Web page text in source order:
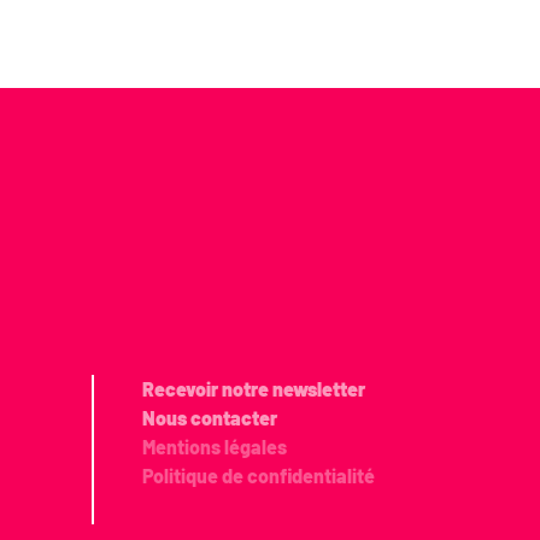
Recevoir notre newsletter
Nous contacter
Mentions légales
Politique de confidentialité